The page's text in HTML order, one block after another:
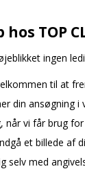
hos TOP
ingen
til at
din ansøgning
når vi får brug
et billede af
selv med